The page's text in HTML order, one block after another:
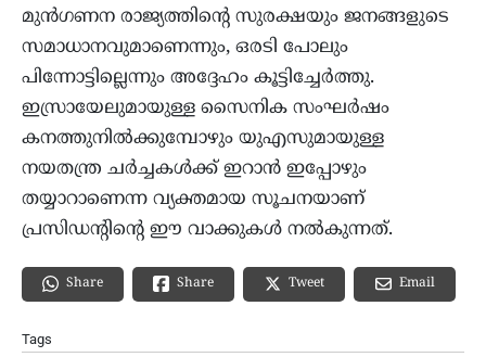
മുൻഗണന രാജ്യത്തിന്റെ സുരക്ഷയും ജനങ്ങളുടെ
സമാധാനവുമാണെന്നും, ഒരടി പോലും
പിന്നോട്ടില്ലെന്നും അദ്ദേഹം കൂട്ടിച്ചേർത്തു.
ഇസ്രായേലുമായുള്ള സൈനിക സംഘർഷം
കനത്തുനിൽക്കുമ്പോഴും യുഎസുമായുള്ള
നയതന്ത്ര ചർച്ചകൾക്ക് ഇറാൻ ഇപ്പോഴും
തയ്യാറാണെന്ന വ്യക്തമായ സൂചനയാണ്
പ്രസിഡന്റിന്റെ ഈ വാക്കുകൾ നൽകുന്നത്.
Share Share Tweet Email
Tags